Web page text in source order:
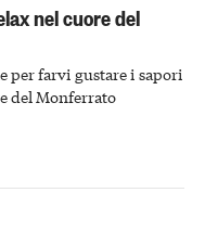
nel cuore del
per farvi gustare i sapori
del Monferrato